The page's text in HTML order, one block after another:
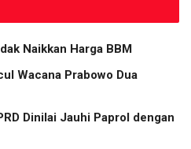
Naikkan Harga BBM
Wacana Prabowo Dua
Dinilai Jauhi Paprol dengan